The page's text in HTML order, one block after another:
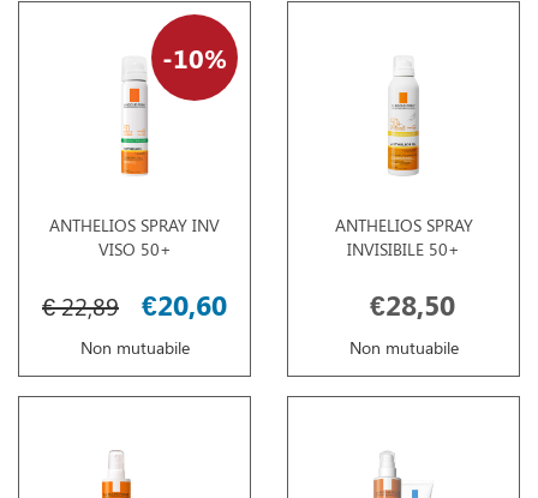
ANTHELIOS SPRAY INV
VISO 50+
10%
€ 22,89 €20,60
Non mutuabile
ANTHELIOS SPRAY
INVISIBILE 50+
€28,50
Non mutuabile